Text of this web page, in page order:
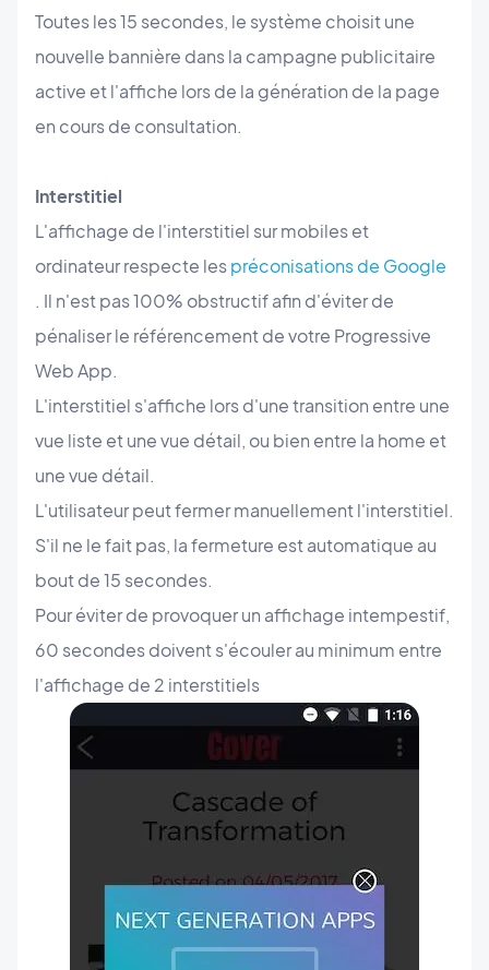
Toutes les 15 secondes, le système choisit une
nouvelle bannière dans la campagne publicitaire
active et l'affiche lors de la génération de la page
en cours de consultation.
Interstitiel
L'affichage de l'interstitiel sur mobiles et
ordinateur respecte lespréconisations de Google
. Il n'est pas 100% obstructif afin d'éviter de
pénaliser le référencement de votre Progressive
Web App.
L'interstitiel s'affiche lors d'une transition entre une
vue liste et une vue détail, ou bien entre la home et
une vue détail.
L'utilisateur peut fermer manuellement l'interstitiel.
S'il ne le fait pas, la fermeture est automatique au
bout de 15 secondes.
Pour éviter de provoquer un affichage intempestif,
60 secondes doivent s'écouler au minimum entre
l'affichage de 2 interstitiels